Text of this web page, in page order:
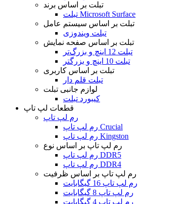
تبلت بر اساس برند
تبلت Microsoft Surface
تبلت بر اساس سیستم عامل
تبلت ویندوزی
تبلت بر اساس صفحه نمایش
تبلت 12 اینچ و بزرگ‌تر
تبلت 10 اینچ و بزرگتر
تبلت بر اساس کاربری
تبلت قلم دار
لوازم جانبی تبلت
کیبورد تبلت
قطعات لپ تاپ
رم لپ تاپ
رم لپ تاپ Crucial
رم لپ تاپ Kingston
رم لپ تاپ بر اساس نوع
رم لپ تاپ DDR5
رم لپ تاپ DDR4
رم لپ تاپ بر اساس ظرفیت
رم لپ تاپ 16 گیگابایت
رم لپ تاپ 8 گیگابایت
رم لپ تاپ 4 گیگابایت